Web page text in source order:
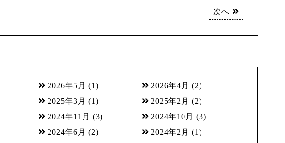
次へ
2026年5月 (1) 2026年4月 (2)
2025年3月 (1) 2025年2月 (2)
2024年11月 (3) 2024年10月 (3)
2024年6月 (2) 2024年2月 (1)